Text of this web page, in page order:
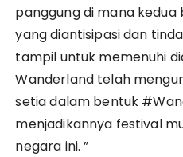
panggung di mana
yang diantisipasi dan
tampil untuk memenuhi
Wanderland telah
setia dalam bentuk
menjadikannya festival
negara ini. ”